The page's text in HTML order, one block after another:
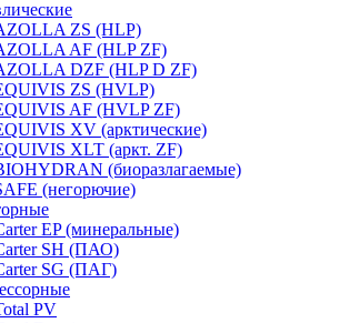
ZS (HLP)
AF (HLP ZF)
DZF (HLP D ZF)
ZS (HVLP)
AF (HVLP ZF)
XV (арктические)
XLT (аркт. ZF)
(биоразлагаемые)
(негорючие)
EP (минеральные)
SH (ПАО)
SG (ПАГ)
PV